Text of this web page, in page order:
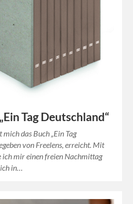
Tag Deutschland“
das Buch „Ein Tag
von Freelens, erreicht. Mit
ich mir einen freien Nachmittag
in…